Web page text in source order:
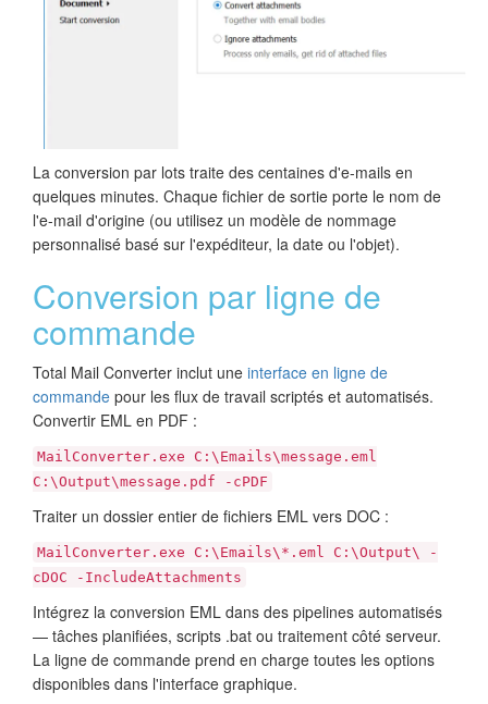
La conversion par lots traite des centaines d'e-mails en
quelques minutes. Chaque fichier de sortie porte le nom de
l'e-mail d'origine (ou utilisez un modèle de nommage
personnalisé basé sur l'expéditeur, la date ou l'objet).
Conversion par ligne de
commande
Total Mail Converter inclut une interface en ligne de
commande pour les flux de travail scriptés et automatisés.
Convertir EML en PDF :
MailConverter.exe C:\Emails\message.eml
C:\Output\message.pdf -cPDF
Traiter un dossier entier de fichiers EML vers DOC :
MailConverter.exe C:\Emails\*.eml C:\Output\ -
cDOC -IncludeAttachments
Intégrez la conversion EML dans des pipelines automatisés
— tâches planifiées, scripts .bat ou traitement côté serveur.
La ligne de commande prend en charge toutes les options
disponibles dans l'interface graphique.